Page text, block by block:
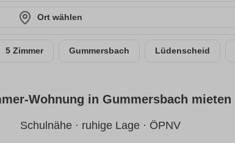
Ort wählen
5 Zimmer Gummersbach Lüdenscheid
Wohnung in Gummersbach mieten
Schulnähe · ruhige Lage · ÖPNV